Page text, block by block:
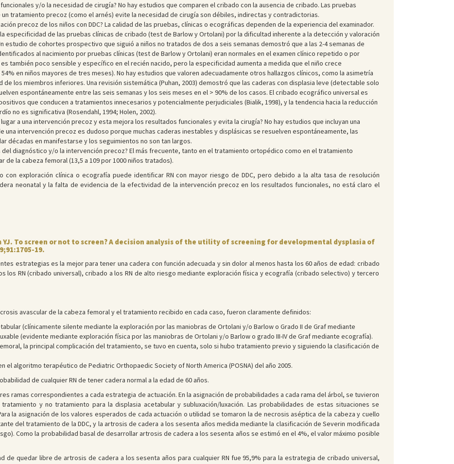
y/o la necesidad de cirugía? No hay estudios que comparen el cribado con la ausencia de cribado. Las pruebas
tratamiento precoz (como el arnés) evite la necesidad de cirugía son débiles, indirectas y contradictorias.
precoz de los niños con DDC? La calidad de las pruebas, clínicas o ecográficas dependen de la experiencia del examinador.
especificidad de las pruebas clínicas de cribado (test de Barlow y Ortolani) por la dificultad inherente a la detección y valoración
estudio de cohortes prospectivo que siguió a niños no tratados de dos a seis semanas demostró que a las 2-4 semanas de
al nacimiento por pruebas clínicas (test de Barlow y Ortolani) eran normales en el examen clínico repetido o por
también poco sensible y específico en el recién nacido, pero la especificidad aumenta a medida que el niño crece
en niños mayores de tres meses). No hay estudios que valoren adecuadamente otros hallazgos clínicos, como la asimetría
los miembros inferiores. Una revisión sistemática (Puhan, 2003) demostró que las caderas con displasia leve (detectable solo
espontáneamente entre las seis semanas y los seis meses en el > 90% de los casos. El cribado ecográfico universal es
que conducen a tratamientos innecesarios y potencialmente perjudiciales (Bialik, 1998), y la tendencia hacia la reducción
no es significativa (Rosendahl, 1994; Holen, 2002).
a una intervención precoz y esta mejora los resultados funcionales y evita la cirugía? No hay estudios que incluyan una
una intervención precoz es dudoso porque muchas caderas inestables y displásicas se resuelven espontáneamente, las
décadas en manifestarse y los seguimientos no son tan largos.
del diagnóstico y/o la intervención precoz? El más frecuente, tanto en el tratamiento ortopédico como en el tratamiento
de la cabeza femoral (13,5 a 109 por 1000 niños tratados).
con exploración clínica o ecografía puede identificar RN con mayor riesgo de DDC, pero debido a la alta tasa de resolución
neonatal y la falta de evidencia de la efectividad de la intervención precoz en los resultados funcionales, no está claro el
YJ. To screen or not to screen? A decision analysis of the utility of screening for developmental dysplasia of
19.
estrategias es la mejor para tener una cadera con función adecuada y sin dolor al menos hasta los 60 años de edad: cribado
los RN (cribado universal), cribado a los RN de alto riesgo mediante exploración física y ecografía (cribado selectivo) y tercero
avascular de la cabeza femoral y el tratamiento recibido en cada caso, fueron claramente definidos:
(clínicamente silente mediante la exploración por las maniobras de Ortolani y/o Barlow o Grado II de Graf mediante
(evidente mediante exploración física por las maniobras de Ortolani y/o Barlow o grado III-IV de Graf mediante ecografía).
la principal complicación del tratamiento, se tuvo en cuenta, solo si hubo tratamiento previo y siguiendo la clasificación de
el algoritmo terapéutico de Pediatric Orthopaedic Society of North America (POSNA) del año 2005.
de cualquier RN de tener cadera normal a la edad de 60 años.
ramas correspondientes a cada estrategia de actuación. En la asignación de probabilidades a cada rama del árbol, se tuvieron
y no tratamiento para la displasia acetabular y subluxación/luxación. Las probabilidades de estas situaciones se
la asignación de los valores esperados de cada actuación o utilidad se tomaron la de necrosis aséptica de la cabeza y cuello
del tratamiento de la DDC, y la artrosis de cadera a los sesenta años medida mediante la clasificación de Severin modificada
Como la probabilidad basal de desarrollar artrosis de cadera a los sesenta años se estimó en el 4%, el valor máximo posible
de quedar libre de artrosis de cadera a los sesenta años para cualquier RN fue 95,9% para la estrategia de cribado universal,